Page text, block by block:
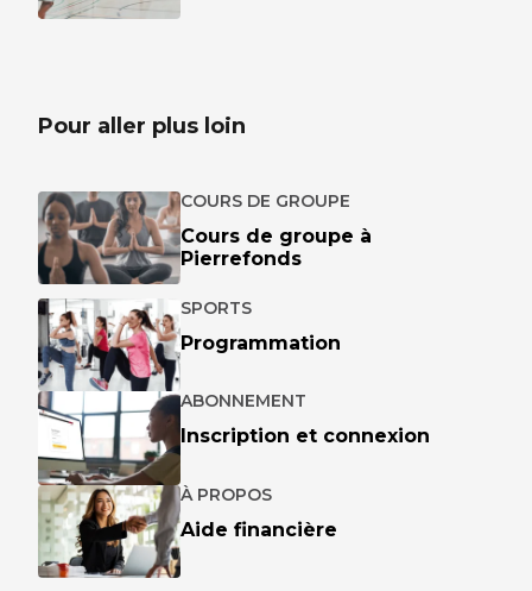
Pour aller plus loin
Cours de groupe à
Pierrefonds
COURS DE GROUPE
Programmation
SPORTS
Inscription et connexion
ABONNEMENT
Aide financière
À PROPOS